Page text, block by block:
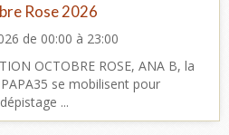
Rose 2026
de 00:00 à 23:00
OCTOBRE ROSE, ANA B, la
se mobilisent pour
...